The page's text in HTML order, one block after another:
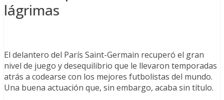
lágrimas
El delantero del París Saint-Germain recuperó el gran
nivel de juego y desequilibrio que le llevaron temporadas
atrás a codearse con los mejores futbolistas del mundo.
Una buena actuación que, sin embargo, acaba sin título.